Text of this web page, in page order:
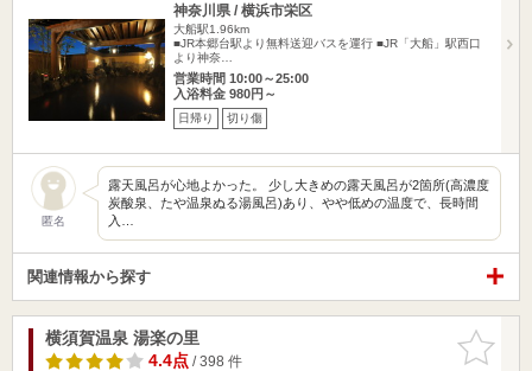
神奈川県 / 横浜市栄区
大船駅1.96km
■JR本郷台駅より無料送迎バスを運行 ■JR「大船」駅西口
より神奈…
営業時間 10:00～25:00
入浴料金 980円～
日帰り 切り傷
匿名
露天風呂が心地よかった。 少し大きめの露天風呂が2箇所(高濃度
炭酸泉、たや温泉ぬる湯風呂)あり、やや低めの温度で、長時間
入…
関連情報から探す
お気に入
りに追加
横須賀温泉 湯楽の里
4.4点/ 398 件